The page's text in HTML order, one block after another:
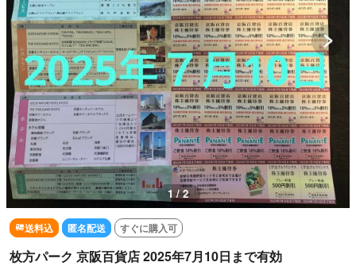
1 / 2
送料込 匿名配送 すぐに購入可
枚方パーク 京阪百貨店 2025年7月10日まで有効